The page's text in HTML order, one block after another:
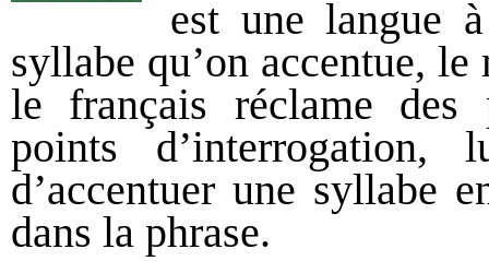
est une langue
syllabe qu’on accentue,
le français réclame des
points
d’accentuer une syllabe
dans la phrase.